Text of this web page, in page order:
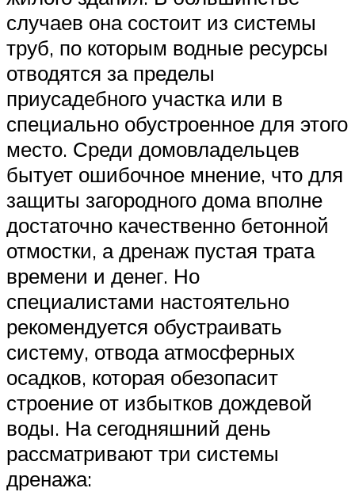
случаев она состоит из системы
труб, по которым водные ресурсы
отводятся за пределы
приусадебного участка или в
специально обустроенное для этого
место. Среди домовладельцев
бытует ошибочное мнение, что для
защиты загородного дома вполне
достаточно качественно бетонной
отмостки, а дренаж пустая трата
времени и денег. Но
специалистами настоятельно
рекомендуется обустраивать
систему, отвода атмосферных
осадков, которая обезопасит
строение от избытков дождевой
воды. На сегодняшний день
рассматривают три системы
дренажа: